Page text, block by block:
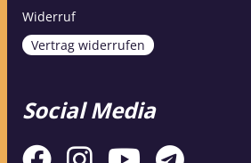
Widerruf
Vertrag widerrufen
Social Media